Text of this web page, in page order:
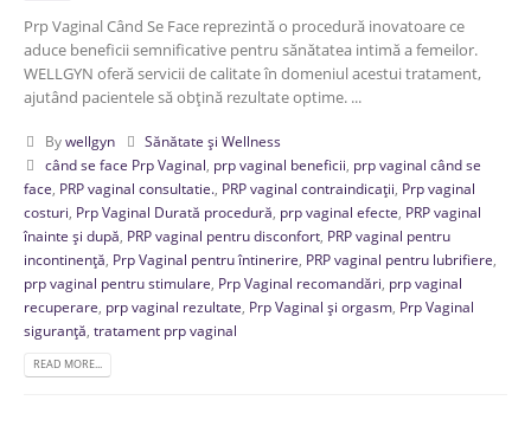
Prp Vaginal Când Se Face reprezintă o procedură inovatoare ce
aduce beneficii semnificative pentru sănătatea intimă a femeilor.
WELLGYN oferă servicii de calitate în domeniul acestui tratament,
ajutând pacientele să obțină rezultate optime. ...
Bywellgyn
Sănătate și Wellness
când se face Prp Vaginal prp vaginal beneficii prp vaginal când se
face PRP vaginal consultatie. PRP vaginal contraindicații Prp vaginal
costuri Prp Vaginal Durată procedură prp vaginal efecte PRP vaginal
înainte și după PRP vaginal pentru disconfort PRP vaginal pentru
incontinență Prp Vaginal pentru întinerire PRP vaginal pentru lubrifiere
prp vaginal pentru stimulare Prp Vaginal recomandări prp vaginal
recuperare prp vaginal rezultate Prp Vaginal și orgasm Prp Vaginal
siguranță tratament prp vaginal
READ MORE...